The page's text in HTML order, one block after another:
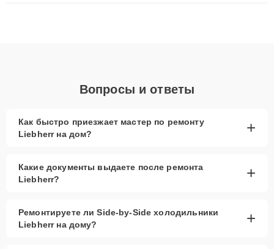
Вопросы и ответы
Как быстро приезжает мастер по ремонту
Liebherr на дом?
+
Какие документы выдаете после ремонта
Liebherr?
+
Ремонтируете ли Side-by-Side холодильники
Liebherr на дому?
+